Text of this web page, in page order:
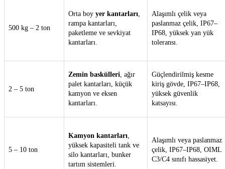
500 kg – 2 ton
Orta boy yer kantarları,
rampa kantarları,
paketleme ve sevkiyat
kantarları.
Alaşımlı çelik veya
paslanmaz çelik, IP67–
IP68, yüksek yan yük
toleransı.
2 – 5 ton
Zemin baskülleri, ağır
palet kantarları, küçük
kamyon ve eksen
kantarları.
Güçlendirilmiş kesme
kiriş gövde, IP67–IP68,
yüksek güvenlik
katsayısı.
5 – 10 ton
Kamyon kantarları,
yüksek kapasiteli tank ve
silo kantarları, bunker
tartım sistemleri.
Alaşımlı veya paslanmaz
çelik, IP67–IP68, OIML
C3/C4 sınıfı hassasiyet.